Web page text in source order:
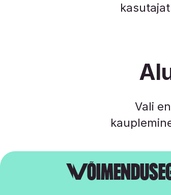
kasutajat
Vali